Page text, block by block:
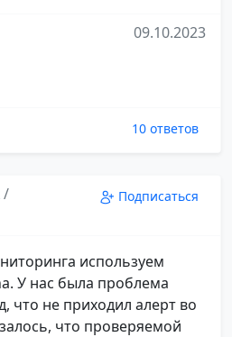
09.10.2023
10 ответов
/
Подписаться
используем
У нас была проблема
что не приходил алерт во
что проверяемой